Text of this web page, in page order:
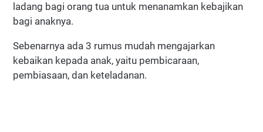
ladang bagi orang tua untuk menanamkan kebajikan
bagi anaknya.
Sebenarnya ada 3 rumus mudah mengajarkan
kebaikan kepada anak, yaitu pembicaraan,
pembiasaan, dan keteladanan.